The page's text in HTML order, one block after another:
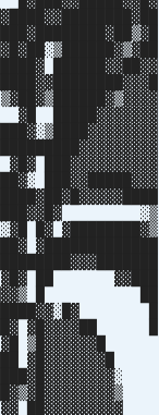
██████▓▓██▓▓
░▒
██ ▓▓███
█ ██
█
▓█▓▓▓▓██ █
▓█ ▒█▓▓▓▓▓▓█
▓█▓▓▓▓▓▓▓█